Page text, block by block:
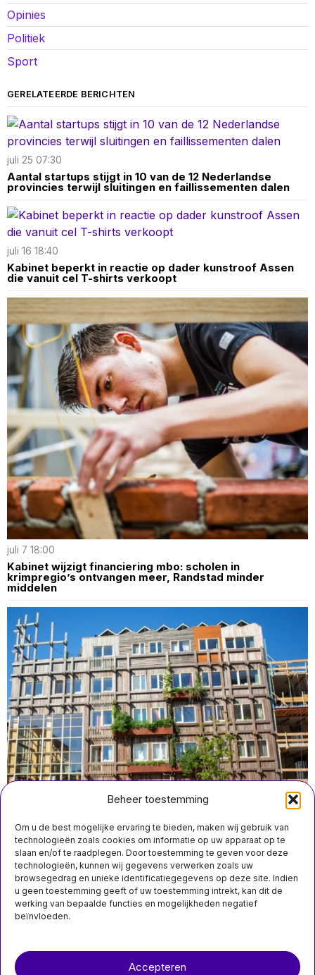
Beheer toestemming
Om u de best mogelijke ervaring te bieden, maken wij gebruik van
technologieën zoals cookies om informatie op uw apparaat op te
slaan en/of te raadplegen. Door toestemming te geven voor deze
technologieën, kunnen wij gegevens verwerken zoals uw
browsegedrag en unieke identificatiegegevens op deze site. Indien
u geen toestemming geeft of uw toestemming intrekt, kan dit de
werking van bepaalde functies en mogelijkheden negatief
beïnvloeden.
Accepteren
Opinies
Politiek
Sport
GERELATEERDE BERICHTEN
juli 25 07:30
Aantal startups stijgt in 10 van de 12 Nederlandse
provincies terwijl sluitingen en faillissementen dalen
juli 16 18:40
Kabinet beperkt in reactie op dader kunstroof Assen
die vanuit cel T-shirts verkoopt
juli 7 18:00
Kabinet wijzigt financiering mbo: scholen in
krimpregio’s ontvangen meer, Randstad minder
middelen
juli 5 08:50
Nieuwe wet vergemakkelijkt oprichting
wooncoöperaties, bewoners ervaren verhoogde
tevredenheid
nieuwsimpuls.online
MIS HET NIET
voorsprong tot zes
punten na nederlaag